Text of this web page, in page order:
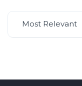
Most Relevant